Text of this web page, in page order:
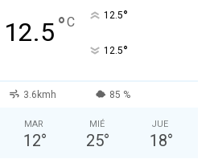
12.5°C 12.5°
12.5°
3.6kmh 85 %
MAR
12°
MIÉ
25°
JUE
18°